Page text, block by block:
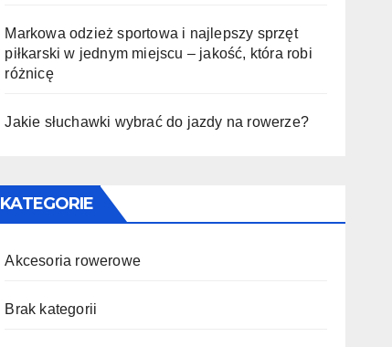
Markowa odzież sportowa i najlepszy sprzęt
piłkarski w jednym miejscu – jakość, która robi
różnicę
Jakie słuchawki wybrać do jazdy na rowerze?
KATEGORIE
Akcesoria rowerowe
Brak kategorii